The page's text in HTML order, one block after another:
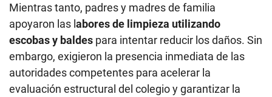
Mientras tanto, padres y madres de familia
apoyaron las labores de limpieza utilizando
escobas y baldes para intentar reducir los daños. Sin
embargo, exigieron la presencia inmediata de las
autoridades competentes para acelerar la
evaluación estructural del colegio y garantizar la